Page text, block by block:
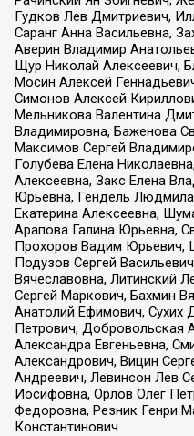
Гудков Лев Дмитриевич,
Саранг Анна Васильевна,
Аверин Владимир
Щур Николай Алексеевич,
Мосин Алексей
Симонов Алексей
Мельникова Валентина
Владимировна, Баженова
Максимов Сергей
Голубева Елена
Алексеевна, Закс Елена
Юрьевна, Гендель
Екатерина Алексеевна,
Арапова Галина Юрьевна,
Прохоров Вадим Юрьевич,
Подузов Сергей
Вячеславовна, Литинский
Сергей Маркович, Бахмин
Анатолий Ефимович, Сухих
Петрович, Добровольская
Александра Евгеньевна,
Александрович, Вицин
Андреевич, Левинсон Лев
Иосифовна, Орлов Олег
Федоровна, Резник Генри
Константинович